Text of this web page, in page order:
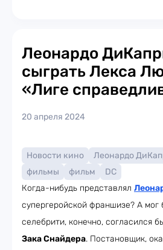
Леонардо
сыграть Лекса
«Лиге
20 апреля 2024
Новости кино Леонардо
фильмы
фильм
DC
Когда-нибудь представлял
супергеройской франшизе? А мог
селебрити, конечно, согласился
Зака Снайдера. Постановщик,